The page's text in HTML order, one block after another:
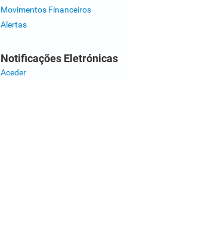
Movimentos Financeiros
Alertas
Notificações Eletrónicas
Aceder